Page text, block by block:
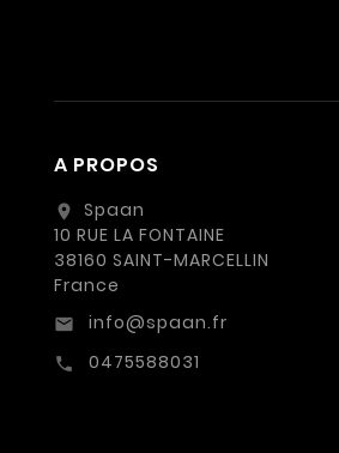
A PROPOS
location_on
Spaan
10 RUE LA FONTAINE
38160 SAINT-MARCELLIN
France
email info@spaan.fr
call 0475588031